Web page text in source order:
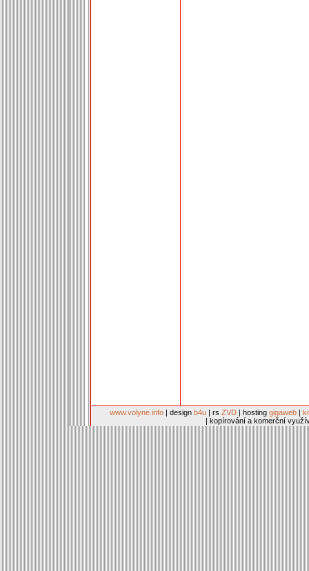
www.volyne.info | design b4u | rs ZVD | hosting gigaweb |
| kopírování a komerční